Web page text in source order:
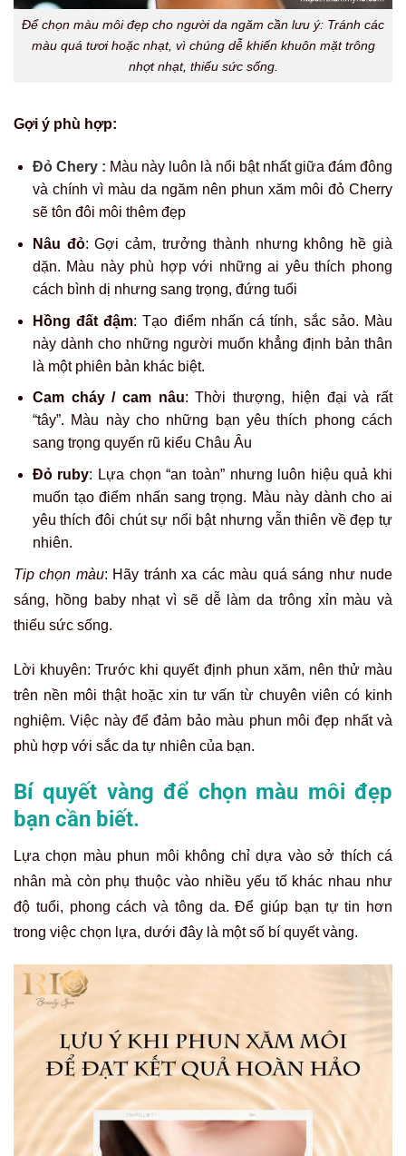
Để chọn màu môi đẹp cho người da ngăm cần lưu ý: Tránh các
màu quá tươi hoặc nhạt, vì chúng dễ khiến khuôn mặt trông
nhợt nhạt, thiếu sức sống.
Gợi ý phù hợp:
Đỏ Chery : Màu này luôn là nổi bật nhất giữa đám đông
và chính vì màu da ngăm nên phun xăm môi đỏ Cherry
sẽ tôn đôi môi thêm đẹp
Nâu đỏ: Gợi cảm, trưởng thành nhưng không hề già
dặn. Màu này phù hợp với những ai yêu thích phong
cách bình dị nhưng sang trọng, đứng tuổi
Hồng đất đậm: Tạo điểm nhấn cá tính, sắc sảo. Màu
này dành cho những người muốn khẳng định bản thân
là một phiên bản khác biệt.
Cam cháy / cam nâu: Thời thượng, hiện đại và rất
“tây”. Màu này cho những bạn yêu thích phong cách
sang trọng quyến rũ kiểu Châu Âu
Đỏ ruby: Lựa chọn “an toàn” nhưng luôn hiệu quả khi
muốn tạo điểm nhấn sang trọng. Màu này dành cho ai
yêu thích đôi chút sự nổi bật nhưng vẫn thiên về đẹp tự
nhiên.
Tip chọn màu: Hãy tránh xa các màu quá sáng như nude
sáng, hồng baby nhạt vì sẽ dễ làm da trông xỉn màu và
thiếu sức sống.
Lời khuyên: Trước khi quyết định phun xăm, nên thử màu
trên nền môi thật hoặc xin tư vấn từ chuyên viên có kinh
nghiệm. Việc này để đảm bảo màu phun môi đẹp nhất và
phù hợp với sắc da tự nhiên của bạn.
Bí quyết vàng để chọn màu môi đẹp
bạn cần biết.
Lựa chọn màu phun môi không chỉ dựa vào sở thích cá
nhân mà còn phụ thuộc vào nhiều yếu tố khác nhau như
độ tuổi, phong cách và tông da. Để giúp bạn tự tin hơn
trong việc chọn lựa, dưới đây là một số bí quyết vàng.